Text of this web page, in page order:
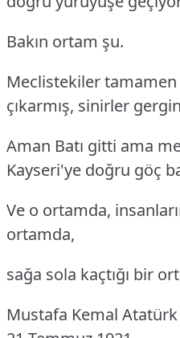
Bakın ortam şu.
Meclistekiler tamamen
çıkarmış, sinirler
Aman Batı gitti ama
Kayseri'ye doğru göç
Ve o ortamda,
ortamda,
sağa sola kaçtığı bir
Mustafa Kemal